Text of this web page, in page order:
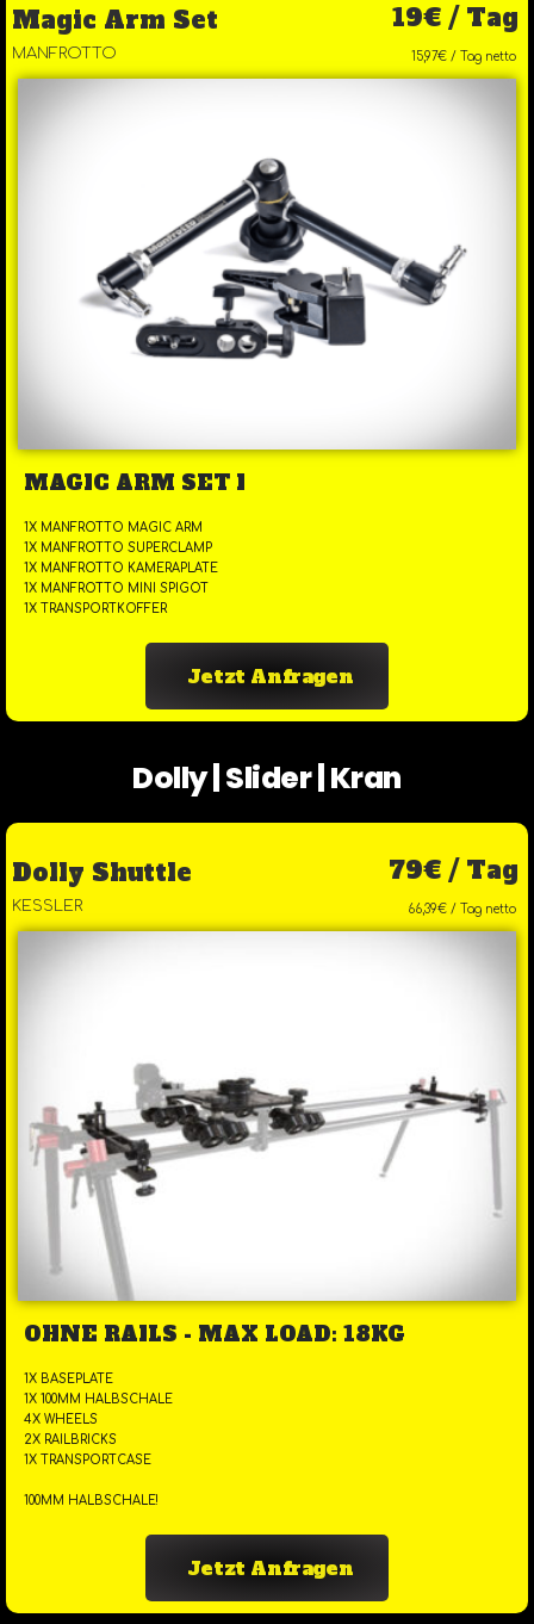
Magic Arm Set 19€ / Tag
MANFROTTO 15,97€ / Tag netto
MAGIC ARM SET I
1X MANFROTTO MAGIC ARM
1X MANFROTTO SUPERCLAMP
1X MANFROTTO KAMERAPLATE
1X MANFROTTO MINI SPIGOT
1X TRANSPORTKOFFER
Jetzt Anfragen
Dolly | Slider | Kran
Dolly Shuttle 79€ / Tag
KESSLER 66,39€ / Tag netto
OHNE RAILS - MAX LOAD: 18KG
1X BASEPLATE
1X 100MM HALBSCHALE
4X WHEELS
2X RAILBRICKS
1X TRANSPORTCASE
100MM HALBSCHALE!
Jetzt Anfragen